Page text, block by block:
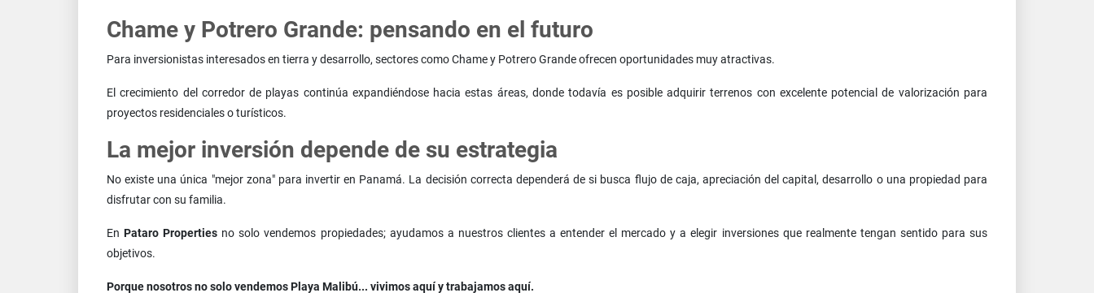
Chame y Potrero Grande: pensando en el futuro
Para inversionistas interesados en tierra y desarrollo, sectores como Chame y Potrero Grande ofrecen oportunidades muy atractivas.
El crecimiento del corredor de playas continúa expandiéndose hacia estas áreas, donde todavía es posible adquirir terrenos con excelente potencial de valorización para
proyectos residenciales o turísticos.
La mejor inversión depende de su estrategia
No existe una única "mejor zona" para invertir en Panamá. La decisión correcta dependerá de si busca flujo de caja, apreciación del capital, desarrollo o una propiedad para
disfrutar con su familia.
EnPataro Properties no solo vendemos propiedades; ayudamos a nuestros clientes a entender el mercado y a elegir inversiones que realmente tengan sentido para sus
objetivos.
Porque nosotros no solo vendemos Playa Malibú... vivimos aquí y trabajamos aquí.